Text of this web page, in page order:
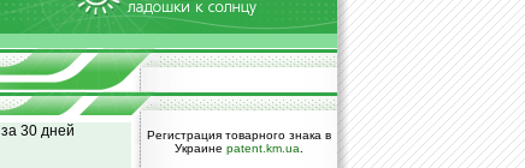
за 30 дней
Регистрация товарного знака в
Украине patent.km.ua